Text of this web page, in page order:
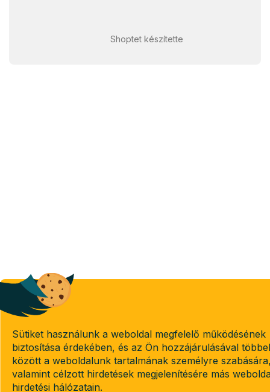
Sütiket használunk a weboldal megfelelő működésének
biztosítása érdekében, és az Ön hozzájárulásával
között a weboldalunk tartalmának személyre
valamint célzott hirdetések megjelenítésére más
hirdetési hálózatain.
Shoptet készítette